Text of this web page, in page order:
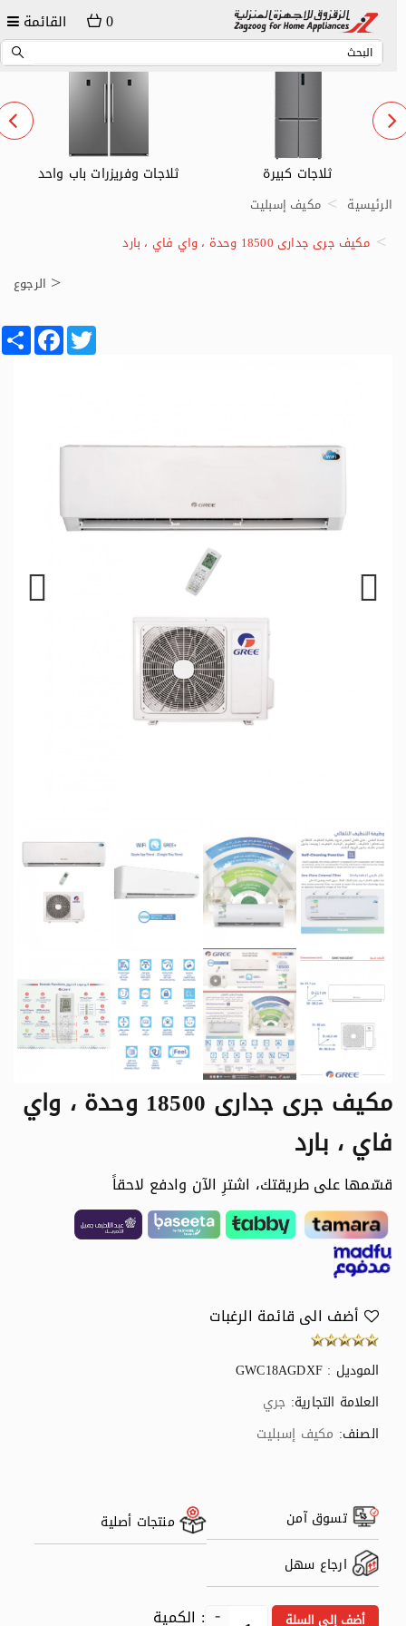
القائمة 0
ثلاجات وفريزرات باب واحد ثلاجات صغيرة
الرئيسية
مكيف إسبليت
مكيف جرى جدارى 18500 وحدة ، واي فاي ، بارد
الرجوع
Share
FacebookTwitter
مكيف جرى جدارى 18500 وحدة ، واي
فاي ، بارد
قسّمها على طريقتك، اشترِ الآن وادفع لاحقاً
أضف الى قائمة الرغبات
الموديل : GWC18AGDXF
العلامة التجارية: جري
الصنف: مكيف إسبليت
تسوق آمن
منتجات أصلية
ارجاع سهل
: الكمية أضف إلى السلة